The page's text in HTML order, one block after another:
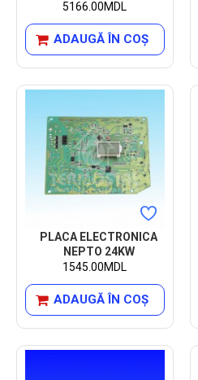
5166.00MDL
ADAUGĂ ÎN COŞ
PLACA ELECTRONICA
NEPTO 24KW
1545.00MDL
ADAUGĂ ÎN COŞ